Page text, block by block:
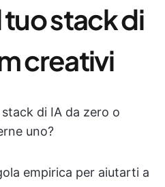
stack di
creativi
di IA da zero o
uno?
empirica per aiutarti a